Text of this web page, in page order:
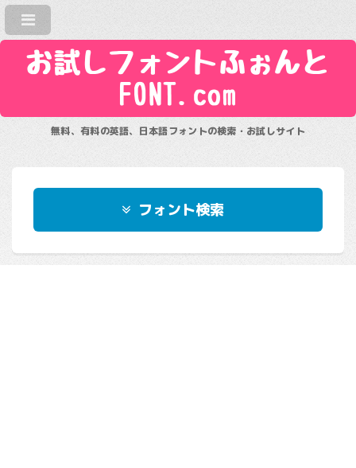
お試しフォントふぉんと
FONT.com
無料、有料の英語、日本語フォントの検索・お試しサイト
フォント検索